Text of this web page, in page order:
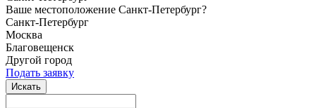
Ваше местоположение Санкт-Петербург?
Санкт-Петербург
Москва
Благовещенск
Другой город
Подать заявку